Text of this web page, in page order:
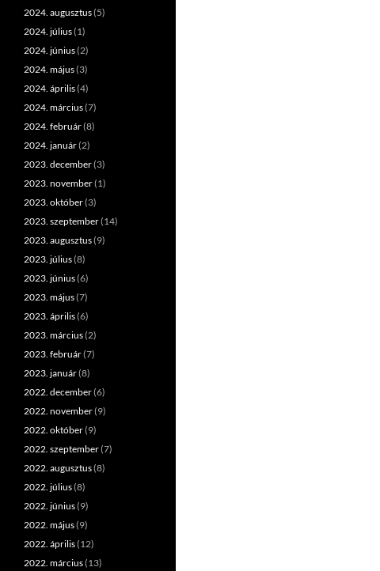
2024. augusztus(5)
2024. július(1)
2024. június(2)
2024. május(3)
2024. április(4)
2024. március(7)
2024. február(8)
2024. január(2)
2023. december(3)
2023. november(1)
2023. október(3)
2023. szeptember(14)
2023. augusztus(9)
2023. július(8)
2023. június(6)
2023. május(7)
2023. április(6)
2023. március(2)
2023. február(7)
2023. január(8)
2022. december(6)
2022. november(9)
2022. október(9)
2022. szeptember(7)
2022. augusztus(8)
2022. július(8)
2022. június(9)
2022. május(9)
2022. április(12)
2022. március(13)